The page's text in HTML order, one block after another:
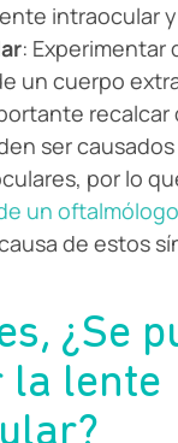
intraocular
: Experimentar
un cuerpo
ser
por lo
un oftalmólogo
de estos
¿Se
la lente